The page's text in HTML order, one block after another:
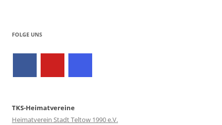
FOLGE UNS
TKS-Heimatvereine
Heimatverein Stadt Teltow 1990 e.V.